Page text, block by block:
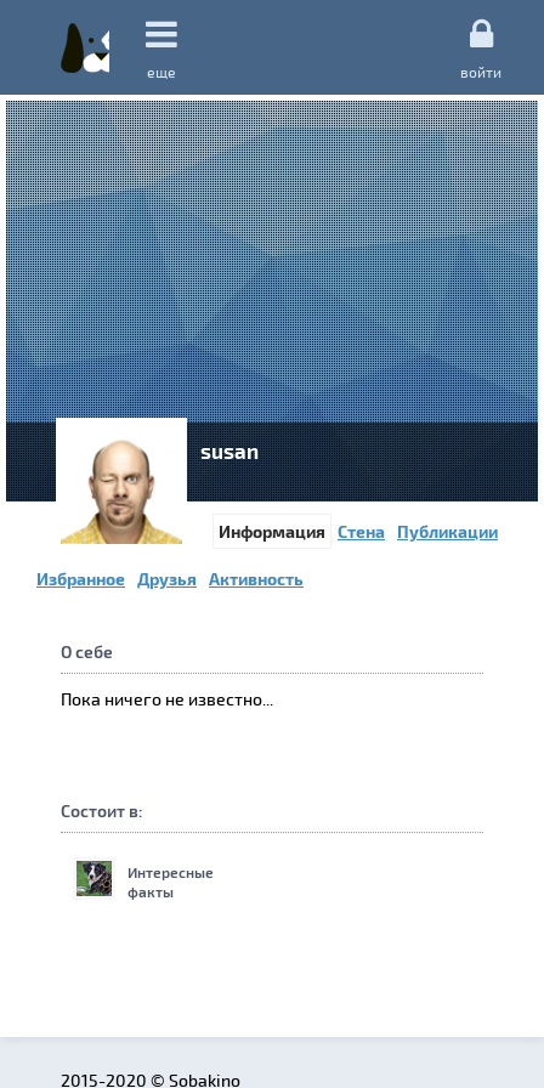
еще войти
susan
Информация Стена Публикации
Избранное Друзья Активность
О себе
Пока ничего не известно...
Состоит в:
Интересные
факты
2015-2020 © Sobakino